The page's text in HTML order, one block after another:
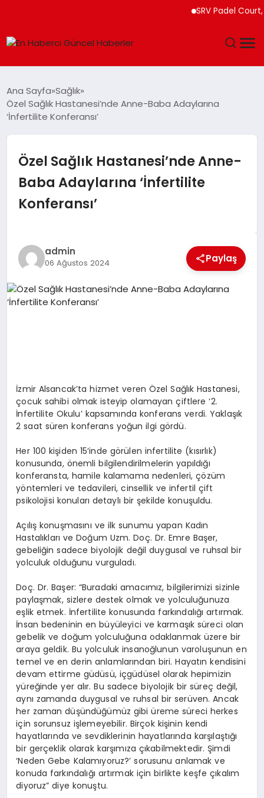
SRV Padel Court,
SPOR
MAGAZIN
EKONOMI
EĞITIM
Ana Sayfa Sağlık
Özel Sağlık Hastanesi’nde Anne-Baba Adaylarına
‘İnfertilite Konferansı’
Özel Sağlık Hastanesi’nde Anne-
Baba Adaylarına ‘İnfertilite
Konferansı’
admin
06 Ağustos 2024 Paylaş
İzmir Alsancak’ta hizmet veren Özel Sağlık Hastanesi,
çocuk sahibi olmak isteyip olamayan çiftlere ‘2.
İnfertilite Okulu’ kapsamında konferans verdi. Yaklaşık
2 saat süren konferans yoğun ilgi gördü.
Her 100 kişiden 15’inde görülen infertilite (kısırlık)
konusunda, önemli bilgilendirilmelerin yapıldığı
konferansta, hamile kalamama nedenleri, çözüm
yöntemleri ve tedavileri, cinsellik ve infertil çift
psikolojisi konuları detaylı bir şekilde konuşuldu.
Açılış konuşmasını ve ilk sunumu yapan Kadın
Hastalıkları ve Doğum Uzm. Doç. Dr. Emre Başer,
gebeliğin sadece biyolojik değil duygusal ve ruhsal bir
yolculuk olduğunu vurguladı.
Doç. Dr. Başer: “Buradaki amacımız, bilgilerimizi sizinle
paylaşmak, sizlere destek olmak ve yolculuğunuza
eşlik etmek. İnfertilite konusunda farkındalığı artırmak.
İnsan bedeninin en büyüleyici ve karmaşık süreci olan
gebelik ve doğum yolculuğuna odaklanmak üzere bir
araya geldik. Bu yolculuk insanoğlunun varoluşunun en
temel ve en derin anlamlarından biri. Hayatın kendisini
devam ettirme güdüsü, içgüdüsel olarak hepimizin
yüreğinde yer alır. Bu sadece biyolojik bir süreç değil,
aynı zamanda duygusal ve ruhsal bir serüven. Ancak
her zaman düşündüğümüz gibi üreme süreci herkes
için sorunsuz işlemeyebilir. Birçok kişinin kendi
hayatlarında ve sevdiklerinin hayatlarında karşılaştığı
bir gerçeklik olarak karşımıza çıkabilmektedir. Şimdi
‘Neden Gebe Kalamıyoruz?’ sorusunu anlamak ve
konuda farkındalığı artırmak için birlikte keşfe çıkalım
diyoruz” diye konuştu.